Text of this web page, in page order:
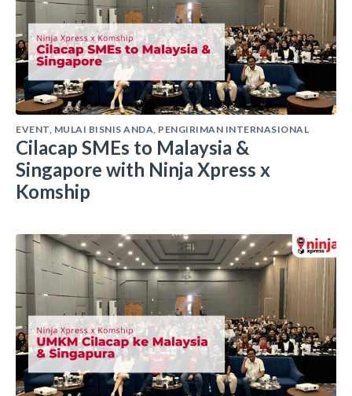
EVENT MULAI BISNIS ANDA PENGIRIMAN INTERNASIONAL
Cilacap SMEs to Malaysia &
Singapore with Ninja Xpress x
Komship